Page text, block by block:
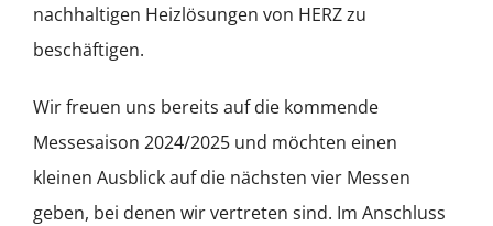
nachhaltigen Heizlösungen von HERZ zu
beschäftigen.
Wir freuen uns bereits auf die kommende
Messesaison 2024/2025 und möchten einen
kleinen Ausblick auf die nächsten vier Messen
geben, bei denen wir vertreten sind. Im Anschluss